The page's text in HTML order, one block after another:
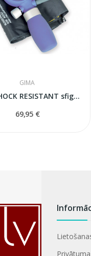
GIMA
Gima SHOCK RESISTANT sfigmomanometrs
69,95 €